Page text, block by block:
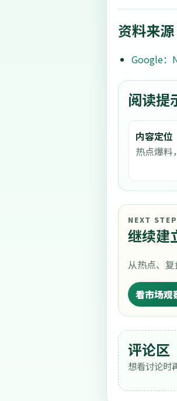
资料来源
Google：
阅读提
内容定位
热点爆料
NEXT STEP
继续建
从热点、
看市场观
评论区
想看讨论时